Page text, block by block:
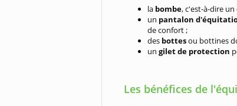
la bombe, c'est-à-dire
un pantalon
de confort ;
des bottesou bottines
ungilet de protection
Les bénéfices de